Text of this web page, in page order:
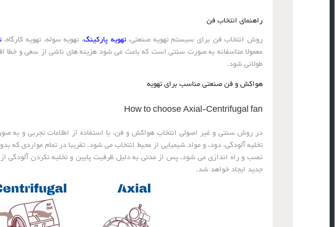
راهنمای انتخاب فن
روش انتخاب فن برای سیستم تهویه صنعتی،تهویه پارکینگ، تهویه سوله، تهویه کارگاه،
معمولا متاسفانه به صورت سنتی است که باعث می شود هزینه های ناشی از سعی و خطا
طولانی شود.
هواکش و فن صنعتی مناسب برای تهویه
How to choose Axial-Centrifugal fan
در روش سنتی و غیر اصولی انتخاب هواکش و فن، با استفاده از اطلاعات تجربی و به
تخلیه آلودگی، دود، و مواد شیمیایی از محیط انتخاب می شود. تقریبا در تمام مواردی که
نصب و راه اندازی می شود، پس از مدتی به دلیل ظرفیت پایین و تخلیه نکردن آلودگی
جدید ایجاد خواهد شد.